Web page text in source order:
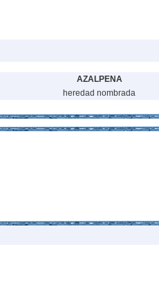
AZALPENA
heredad nombrada